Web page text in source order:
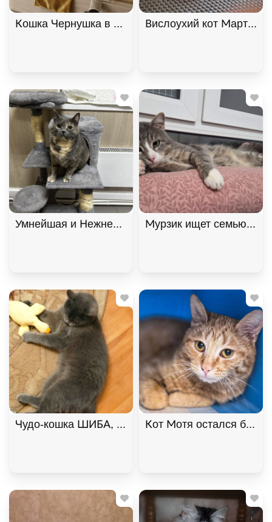
Кошка Чернушка в самые добрые руки, Черный,
Вислоухий кот Мартин,
Умнейшая и Нежнейшая кошка Фелиция ищет
Мурзик ищет семью и
Чудо-кошка ШИБА, русская голубая ищет дом. В
Кот Мотя остался без